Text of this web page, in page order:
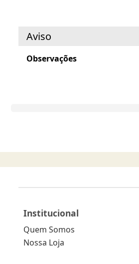
Aviso
Observações
Institucional
Quem Somos
Nossa Loja